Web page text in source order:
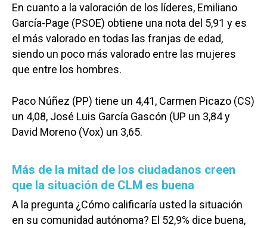
En cuanto a la valoración de los líderes, Emiliano
García-Page (PSOE) obtiene una nota del 5,91 y es
el más valorado en todas las franjas de edad,
siendo un poco más valorado entre las mujeres
que entre los hombres.
Paco Núñez (PP) tiene un 4,41, Carmen Picazo (CS)
un 4,08, José Luis García Gascón (UP un 3,84 y
David Moreno (Vox) un 3,65.
Más de la mitad de los ciudadanos creen
que la situación de CLM es buena
A la pregunta ¿Cómo calificaría usted la situación
en su comunidad autónoma? El 52,9% dice buena,